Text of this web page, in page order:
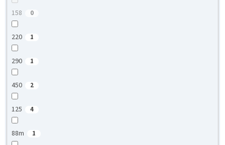
158 0
220 1
290 1
450 2
125 4
88m 1